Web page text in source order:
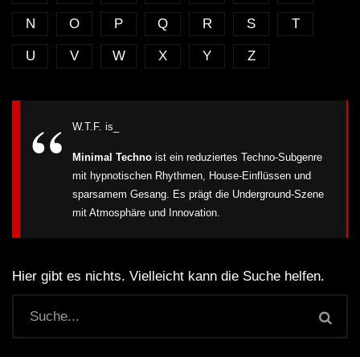
N O P Q R S T
U V W X Y Z
W.T.F. is_
Minimal Techno ist ein reduziertes Techno-Subgenre
mit hypnotischen Rhythmen, House-Einflüssen und
sparsamem Gesang. Es prägt die Underground-Szene
mit Atmosphäre und Innovation.
Hier gibt es nichts. Vielleicht kann die Suche helfen.